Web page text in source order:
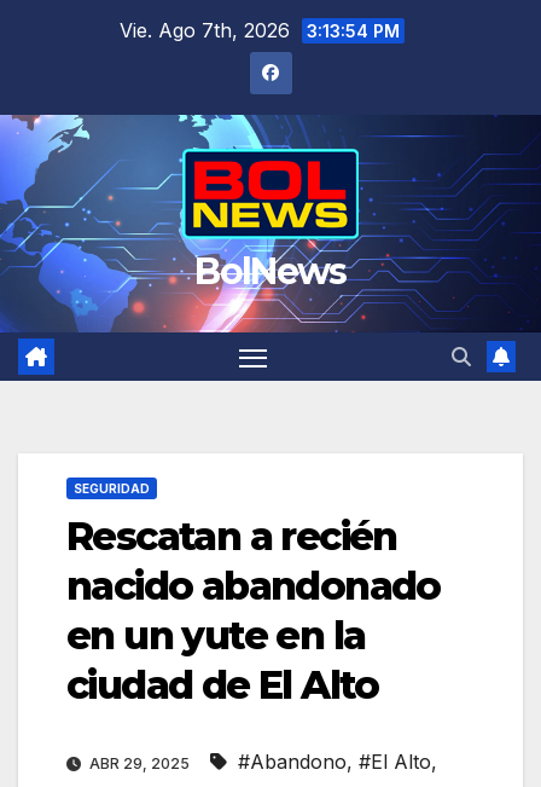
Vie. Ago 7th, 2026 3:13:55 PM
BolNews
SEGURIDAD
Rescatan a recién
nacido abandonado
en un yute en la
ciudad de El Alto
ABR 29, 2025 #Abandono, #El Alto,